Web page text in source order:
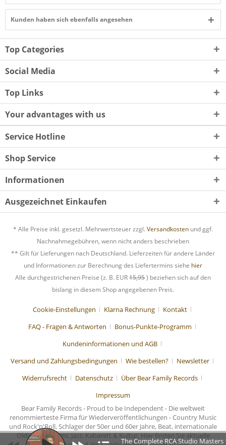
Kunden haben sich ebenfalls angesehen
Top Categories
Social Media
Top Links
Your advantages with us
Service Hotline
Shop Service
Informationen
Ausgezeichnet Einkaufen
* Alle Preise inkl. gesetzl. Mehrwertsteuer zzgl. Versandkosten und ggf.
Nachnahmegebühren, wenn nicht anders beschrieben
** Gilt für Lieferungen nach Deutschland. Lieferzeiten für andere Länder
und Informationen zur Berechnung des Liefertermins siehe hier
Alle durchgestrichenen Preise (z. B. EUR15,95) beziehen sich auf den
bislang in diesem Shop angegebenen Preis.
Cookie-Einstellungen Klarna Rechnung
Kontakt
FAQ - Fragen & Antworten
Bonus-Punkte-Programm
Kundeninformationen und AGB
Versand und Zahlungsbedingungen
Wie bestellen?
Newsletter
Widerrufsrecht
Datenschutz
Über Bear Family Records
Impressum
Bear Family Records - Proud to be Independent - Die weltweit
renommierteste Firma für Wiederveröffentlichungen - Country Music
und Rock'n'Roll, Schlager der 50er und 60er Jahre, Beat, internationale
Oldies, Chansons, Jazz, Kabarett & Kultur. Hier finden Sie aktuelle
The Complete RCA Studio Masters